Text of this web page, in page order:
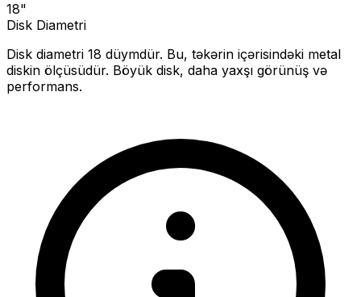
18"
Disk Diametri
Disk diametri 18 düymdür. Bu, təkərin içərisindəki metal
diskin ölçüsüdür. Böyük disk, daha yaxşı görünüş və
performans.